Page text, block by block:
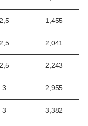
2,5 1,455
2,5 2,041
2,5 2,243
3 2,955
3 3,382